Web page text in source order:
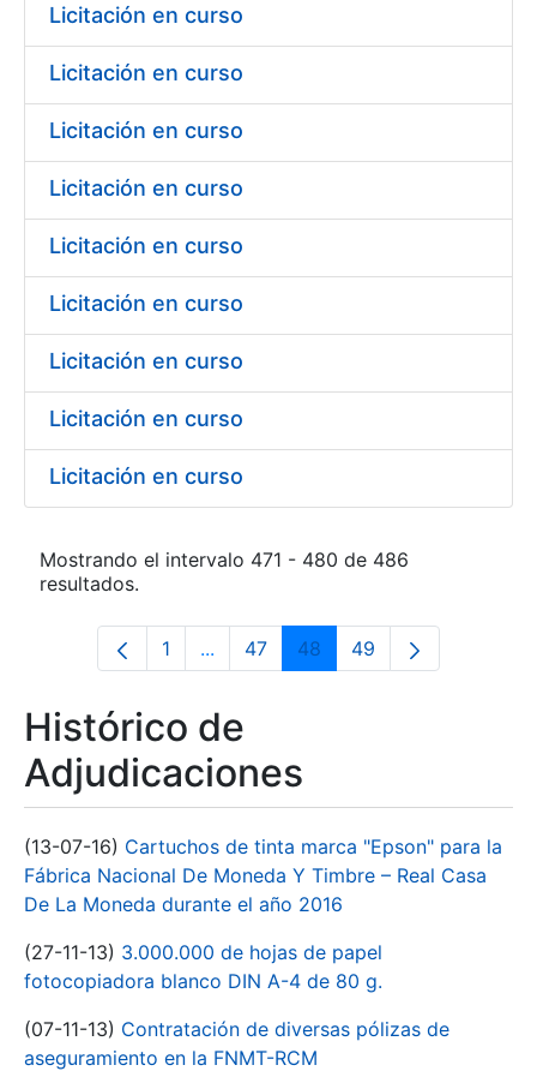
Licitación en curso
Licitación en curso
Licitación en curso
Licitación en curso
Licitación en curso
Licitación en curso
Licitación en curso
Licitación en curso
Licitación en curso
Mostrando el intervalo 471 - 480 de 486
resultados.
Página
1 ...Páginas intermedias Use TAB para
Página
47 Página
48 Página
49
Histórico de
Adjudicaciones
(13-07-16) Cartuchos de tinta marca "Epson" para la
Fábrica Nacional De Moneda Y Timbre – Real Casa
De La Moneda durante el año 2016
(27-11-13) 3.000.000 de hojas de papel
fotocopiadora blanco DIN A-4 de 80 g.
(07-11-13) Contratación de diversas pólizas de
aseguramiento en la FNMT-RCM